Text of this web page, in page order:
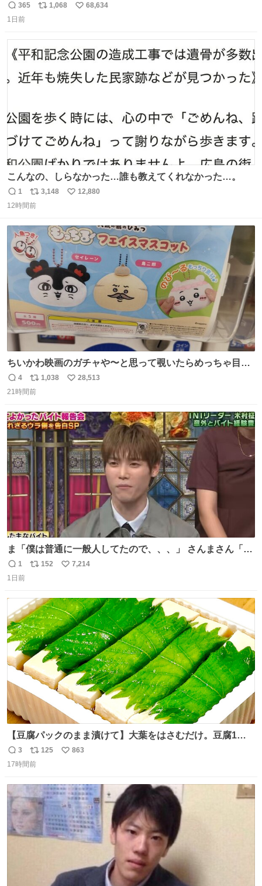
返
信
365
リ
ト
数
1,068
い
数
68,634
1日前
こんなの、しらなかった…誰も教えてくれなかった…。
返
信
1
リ
ポ
ト
数
3,148
い
数
12,880
12時間前
ちいかわ映画のガチャや〜と思って覗いたらめっちゃ目合
って気まずい
返
信
4
リ
ポ
ト
数
1,038
い
数
28,513
21時間前
ま「僕は普通に一般人してたので、、、」 さんまさん「チ
ンパンジー⁉️」 しぬwwwwwwwwwwwwwwwwwwwww
返
信
1
リ
ト
数
152
い
数
7,214
1日前
【豆腐パックのまま漬けて】大葉をはさむだけ。豆腐1
丁、秒でなくなる 豆腐に大葉をはさんで、めんつゆに漬け
るだけ。冷蔵庫で置くだけで味がしみ込み、さっぱりなの
い日にもぴったりの大葉と豆腐の漬けレシピです。 詳しく
はリプ欄を見てね👇
返
信
3
リ
ポ
数
125
い
数
863
17時間前